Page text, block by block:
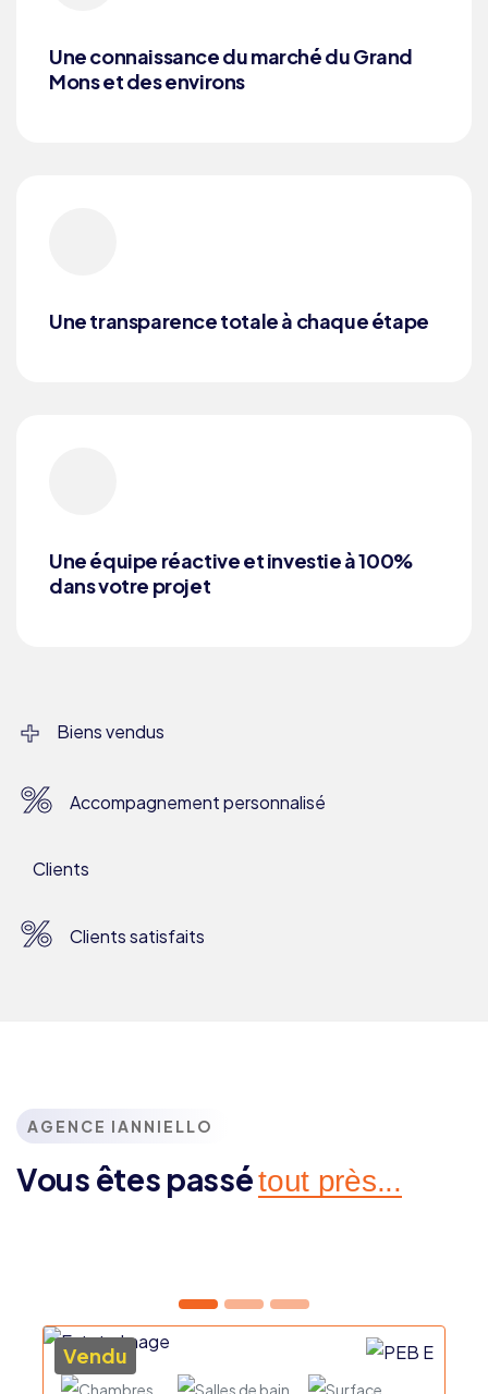
Une connaissance du marché du Grand
Mons et des environs
Une transparence totale à chaque étape
Une équipe réactive et investie à 100%
dans votre projet
+ Biens vendus
% Accompagnement personnalisé
Clients
% Clients satisfaits
AGENCE IANNIELLO
Vous êtes passétout près...
Vendu